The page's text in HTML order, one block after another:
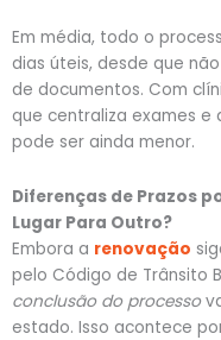
Em média, todo o
dias úteis, desde que
de documentos. Com
que centraliza exames e
pode ser ainda menor.
Diferenças de Prazos
Lugar Para Outro?
Embora a renovação
pelo Código de Trânsito
conclusão do processo
estado. Isso acontece